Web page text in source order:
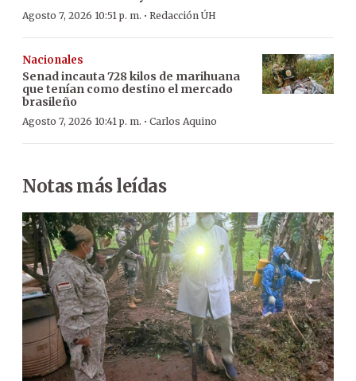
Agosto 7, 2026 10:51 p. m. · Redacción ÚH
Nacionales
Senad incauta 728 kilos de marihuana
que tenían como destino el mercado
brasileño
Agosto 7, 2026 10:41 p. m. · Carlos Aquino
Notas más leídas